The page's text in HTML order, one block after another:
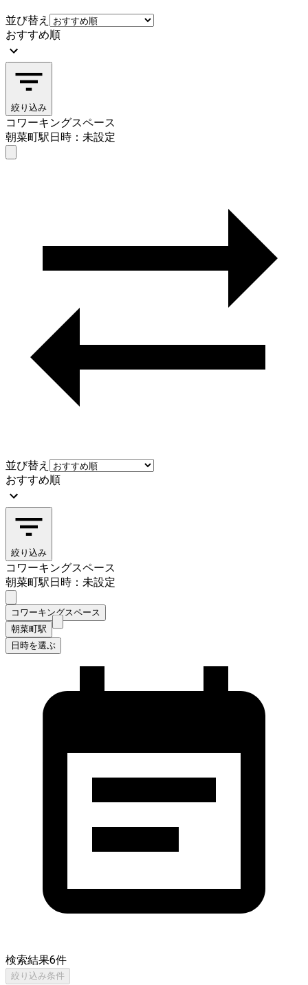
並び替え
おすすめ順
絞り込み
コワーキングスペース
朝菜町駅日時：未設定
並び替え
おすすめ順
絞り込み
コワーキングスペース
朝菜町駅日時：未設定
コワーキングスペース
朝菜町駅
日時を選ぶ
検索結果6件
絞り込み条件